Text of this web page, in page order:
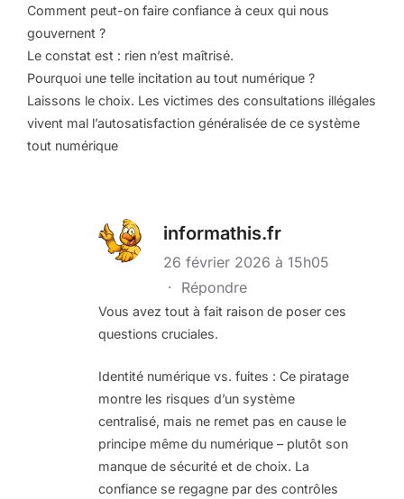
Comment peut-on faire confiance à ceux qui nous
gouvernent ?
Le constat est : rien n’est maîtrisé.
Pourquoi une telle incitation au tout numérique ?
Laissons le choix. Les victimes des consultations illégales
vivent mal l’autosatisfaction généralisée de ce système
tout numérique
informathis.fr
26 février 2026 à 15h05
· Répondre
Vous avez tout à fait raison de poser ces
questions cruciales.
Identité numérique vs. fuites : Ce piratage
montre les risques d’un système
centralisé, mais ne remet pas en cause le
principe même du numérique – plutôt son
manque de sécurité et de choix. La
confiance se regagne par des contrôles